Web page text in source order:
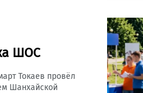
ШОС
Токаев провёл
Шанхайской